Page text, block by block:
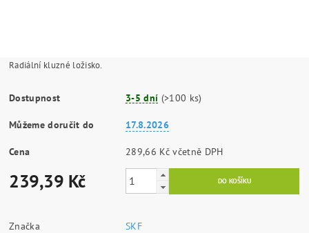
Radiální kluzné ložisko.
Dostupnost 3-5 dní (>100 ks)
Můžeme doručit do 17.8.2026
Cena 289,66 Kč včetně DPH
239,39 Kč
Značka
SKF